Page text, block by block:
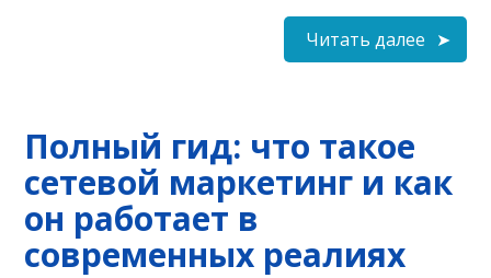
Читать далее
Полный гид: что такое
сетевой маркетинг и как
он работает в
современных реалиях